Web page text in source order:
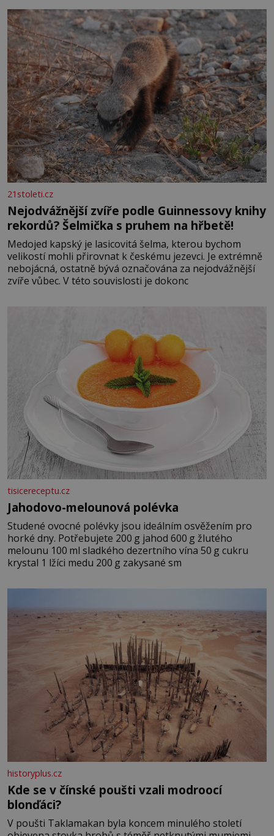
se na koloběžce a den zakončit poznáváním památek ve
Velkých Losinách nebo v termálním
21stoleti.cz
Nejodvážnější zvíře podle Guinnessovy knihy
rekordů? Šelmička s pruhem na hřbetě!
Medojed kapský je lasicovitá šelma, kterou bychom
velikostí mohli přirovnat k českému jezevci. Je extrémně
nebojácná, ostatně bývá označována za nejodvážnější
zvíře vůbec. V této souvislosti je dokonc
tisicereceptu.cz
Jahodovo-melounová polévka
Studené ovocné polévky jsou ideálním osvěžením pro
horké dny. Potřebujete 200 g jahod 600 g žlutého
melounu 100 ml sladkého dezertního vína 50 g cukru
krystal 1 lžíci medu 200 g zakysané sm
historyplus.cz
Kde se v čínské poušti vzali modroocí
blonďáci?
V poušti Taklamakan byla koncem minulého století